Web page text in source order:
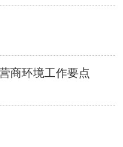
商环境工作要点